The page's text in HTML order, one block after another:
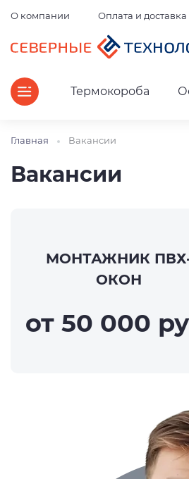
О компании Оплата и доставка
Термокороба
Главная Вакансии
Вакансии
МОНТАЖНИК
ОКОН
от 50 000